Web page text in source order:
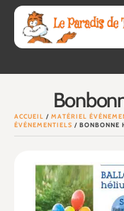
ACCUEIL / MATÉRIEL
ÉVÉNEMENTIELS / BONBONNE